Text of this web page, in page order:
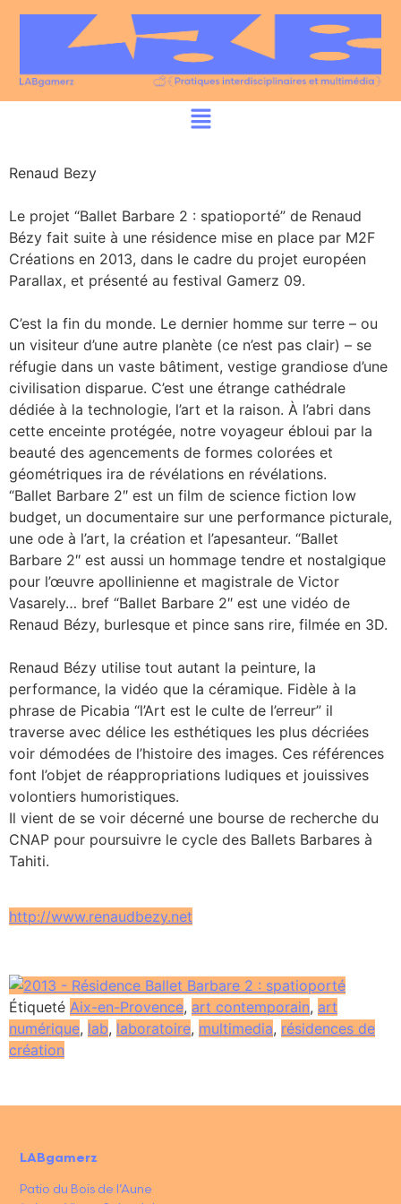
Renaud Bezy
Le projet “Ballet Barbare 2 : spatioporté” de Renaud
Bézy fait suite à une résidence mise en place par M2F
Créations en 2013, dans le cadre du projet européen
Parallax, et présenté au festival Gamerz 09.
C’est la fin du monde. Le dernier homme sur terre – ou
un visiteur d’une autre planète (ce n’est pas clair) – se
réfugie dans un vaste bâtiment, vestige grandiose d’une
civilisation disparue. C’est une étrange cathédrale
dédiée à la technologie, l’art et la raison. À l’abri dans
cette enceinte protégée, notre voyageur ébloui par la
beauté des agencements de formes colorées et
géométriques ira de révélations en révélations.
“Ballet Barbare 2″ est un film de science fiction low
budget, un documentaire sur une performance picturale,
une ode à l’art, la création et l’apesanteur. “Ballet
Barbare 2″ est aussi un hommage tendre et nostalgique
pour l’œuvre apollinienne et magistrale de Victor
Vasarely… bref “Ballet Barbare 2″ est une vidéo de
Renaud Bézy, burlesque et pince sans rire, filmée en 3D.
Renaud Bézy utilise tout autant la peinture, la
performance, la vidéo que la céramique. Fidèle à la
phrase de Picabia “l’Art est le culte de l’erreur” il
traverse avec délice les esthétiques les plus décriées
voir démodées de l’histoire des images. Ces références
font l’objet de réappropriations ludiques et jouissives
volontiers humoristiques.
Il vient de se voir décerné une bourse de recherche du
CNAP pour poursuivre le cycle des Ballets Barbares à
Tahiti.
http://www.renaudbezy.net
Étiqueté Aix-en-Provence, art contemporain, art
numérique, lab, laboratoire, multimedia, résidences de
création
LABgamerz
Patio du Bois de l’Aune